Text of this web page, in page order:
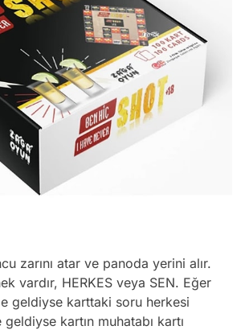
zarını atar ve panoda yerini alır.
vardır, HERKES veya SEN. Eğer
geldiyse karttaki soru herkesi
kartın muhatabı kartı